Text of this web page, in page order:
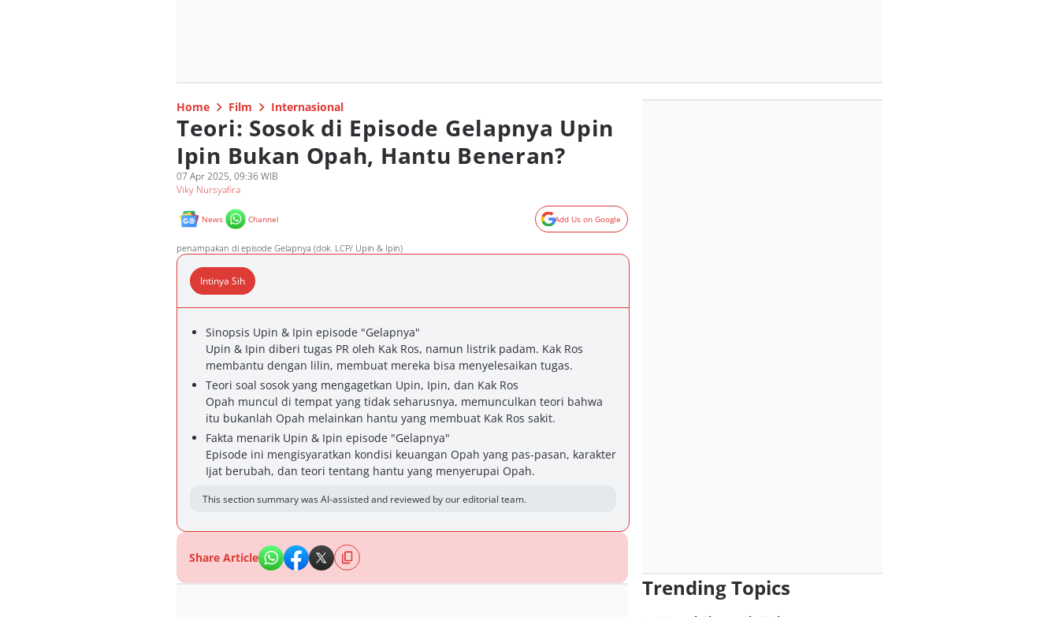
Home Film Internasional
Teori: Sosok di Episode Gelapnya Upin
Ipin Bukan Opah, Hantu Beneran?
07 Apr 2025, 09:36 WIB
Viky Nursyafira
News Channel Add Us on Google
penampakan di episode Gelapnya (dok. LCP/ Upin & Ipin)
Intinya Sih
Sinopsis Upin & Ipin episode "Gelapnya"
Upin & Ipin diberi tugas PR oleh Kak Ros, namun listrik padam. Kak Ros
membantu dengan lilin, membuat mereka bisa menyelesaikan tugas.
Teori soal sosok yang mengagetkan Upin, Ipin, dan Kak Ros
Opah muncul di tempat yang tidak seharusnya, memunculkan teori bahwa
itu bukanlah Opah melainkan hantu yang membuat Kak Ros sakit.
Fakta menarik Upin & Ipin episode "Gelapnya"
Episode ini mengisyaratkan kondisi keuangan Opah yang pas-pasan, karakter
Ijat berubah, dan teori tentang hantu yang menyerupai Opah.
This section summary was AI-assisted and reviewed by our editorial team.
Share Article
Trending Topics